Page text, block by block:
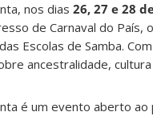
nos dias 26, 27 e 28
de Carnaval do País,
Escolas de Samba.
ancestralidade,
é um evento aberto ao